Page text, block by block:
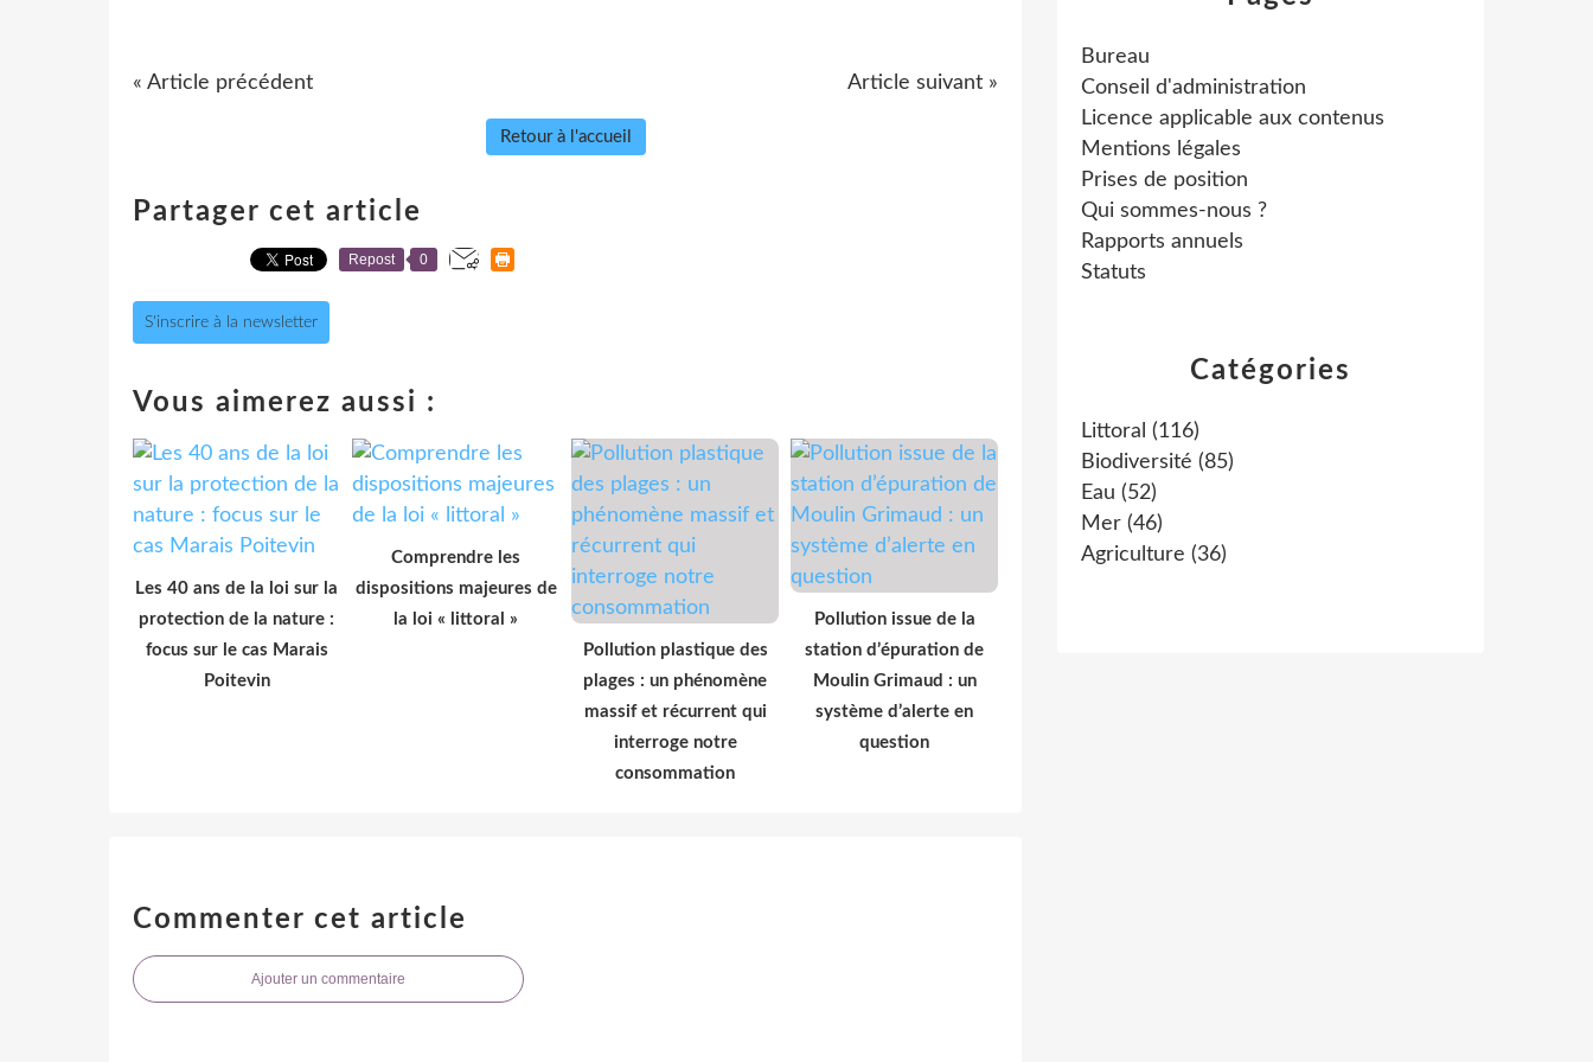
« Article précédent Article suivant »
Retour à l'accueil
Partager cet article
Repost 0
S'inscrire à la newsletter
Vous aimerez aussi :
Les 40 ans de la loi sur la
protection de la nature :
focus sur le cas Marais
Poitevin
Comprendre les
dispositions majeures de
la loi « littoral »
Pollution plastique des
plages : un phénomène
massif et récurrent qui
interroge notre
consommation
Pollution issue de la
station d’épuration de
Moulin Grimaud : un
système d’alerte en
question
Commenter cet article
Ajouter un commentaire
Catégories
Littoral (116)
Biodiversité (85)
Eau (52)
Mer (46)
Agriculture (36)
Bureau
Conseil d'administration
Licence applicable aux contenus
Mentions légales
Prises de position
Qui sommes-nous ?
Rapports annuels
Statuts